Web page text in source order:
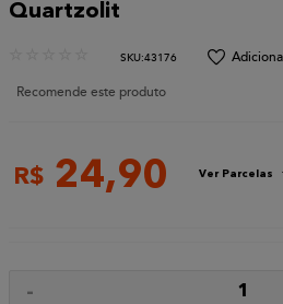
Quartzolit
:43176
Recomende este produto
R$ 24,90 Ver Parcelas
- 1